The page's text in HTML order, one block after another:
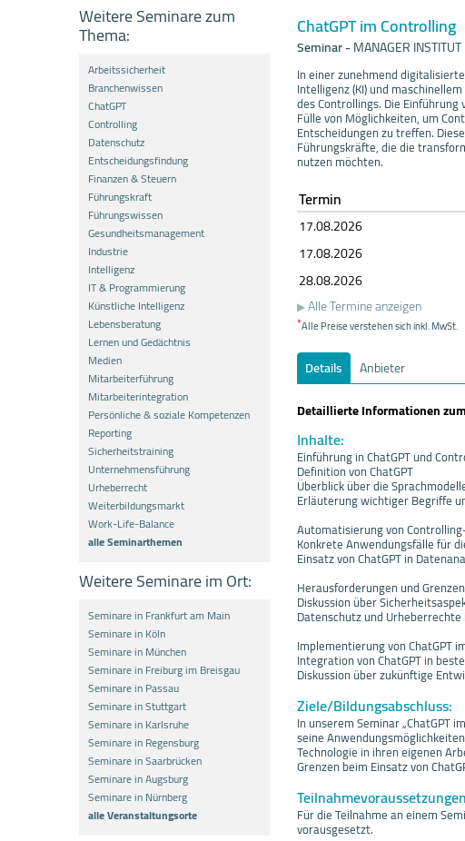
Weitere Seminare zum
Thema:
Arbeitssicherheit
Branchenwissen
ChatGPT
Controlling
Datenschutz
Entscheidungsfindung
Finanzen & Steuern
Führungskraft
Führungswissen
Gesundheitsmanagement
Industrie
Intelligenz
IT & Programmierung
Künstliche Intelligenz
Lebensberatung
Lernen und Gedächtnis
Medien
Mitarbeiterführung
Mitarbeiterintegration
Persönliche & soziale Kompetenzen
Reporting
Sicherheitstraining
Unternehmensführung
Urheberrecht
Weiterbildungsmarkt
Work-Life-Balance
alle Seminarthemen
Weitere Seminare im Ort:
Seminare in Frankfurt am Main
Seminare in Köln
Seminare in München
Seminare in Freiburg im Breisgau
Seminare in Passau
Seminare in Stuttgart
Seminare in Karlsruhe
Seminare in Regensburg
Seminare in Saarbrücken
Seminare in Augsburg
Seminare in Nürnberg
alle Veranstaltungsorte
ChatGPT im Controlling
Seminar-MANAGER
In einer zunehmend
Intelligenz (KI) und
des Controllings. Die
Fülle von Möglichkeiten, um
Entscheidungen zu treffen.
Führungskräfte, die die
nutzen möchten.
Termin
17.08.2026
17.08.2026
28.08.2026
Alle Termine anzeigen
*Alle Preise verstehen sich inkl. MwSt.
Details
Anbieter
Detaillierte Informationen
Inhalte:
Einführung in ChatGPT und
Definition von ChatGPT
Überblick über die
Erläuterung wichtiger Begriffe
Automatisierung von
Konkrete Anwendungsfälle für
Einsatz von ChatGPT in
Herausforderungen und
Diskussion über
Datenschutz und
Implementierung von ChatGPT
Integration von ChatGPT in
Diskussion über zukünftige
Ziele/Bildungsabschluss:
In unserem Seminar „ChatGPT
seine
Technologie in ihren eigenen
Grenzen beim Einsatz von
Für die Teilnahme an einem
vorausgesetzt.